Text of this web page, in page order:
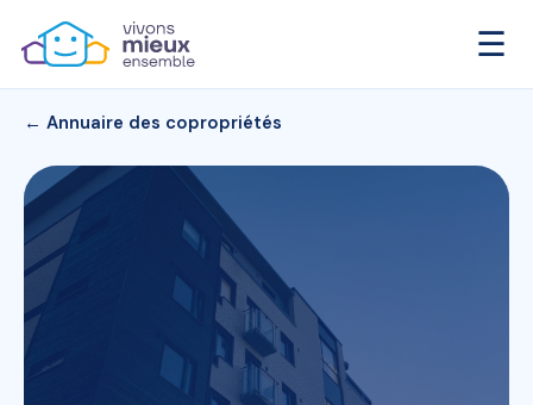
☰
← Annuaire des copropriétés